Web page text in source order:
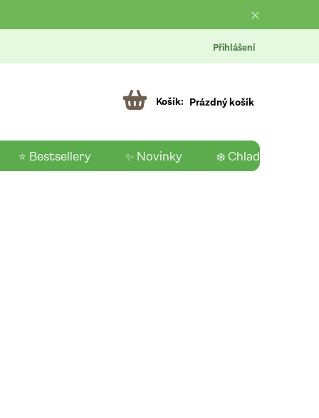
Přihlášení
Prázdný košík
⭐ Bestsellery ✨ Novinky ❄️ Chladící